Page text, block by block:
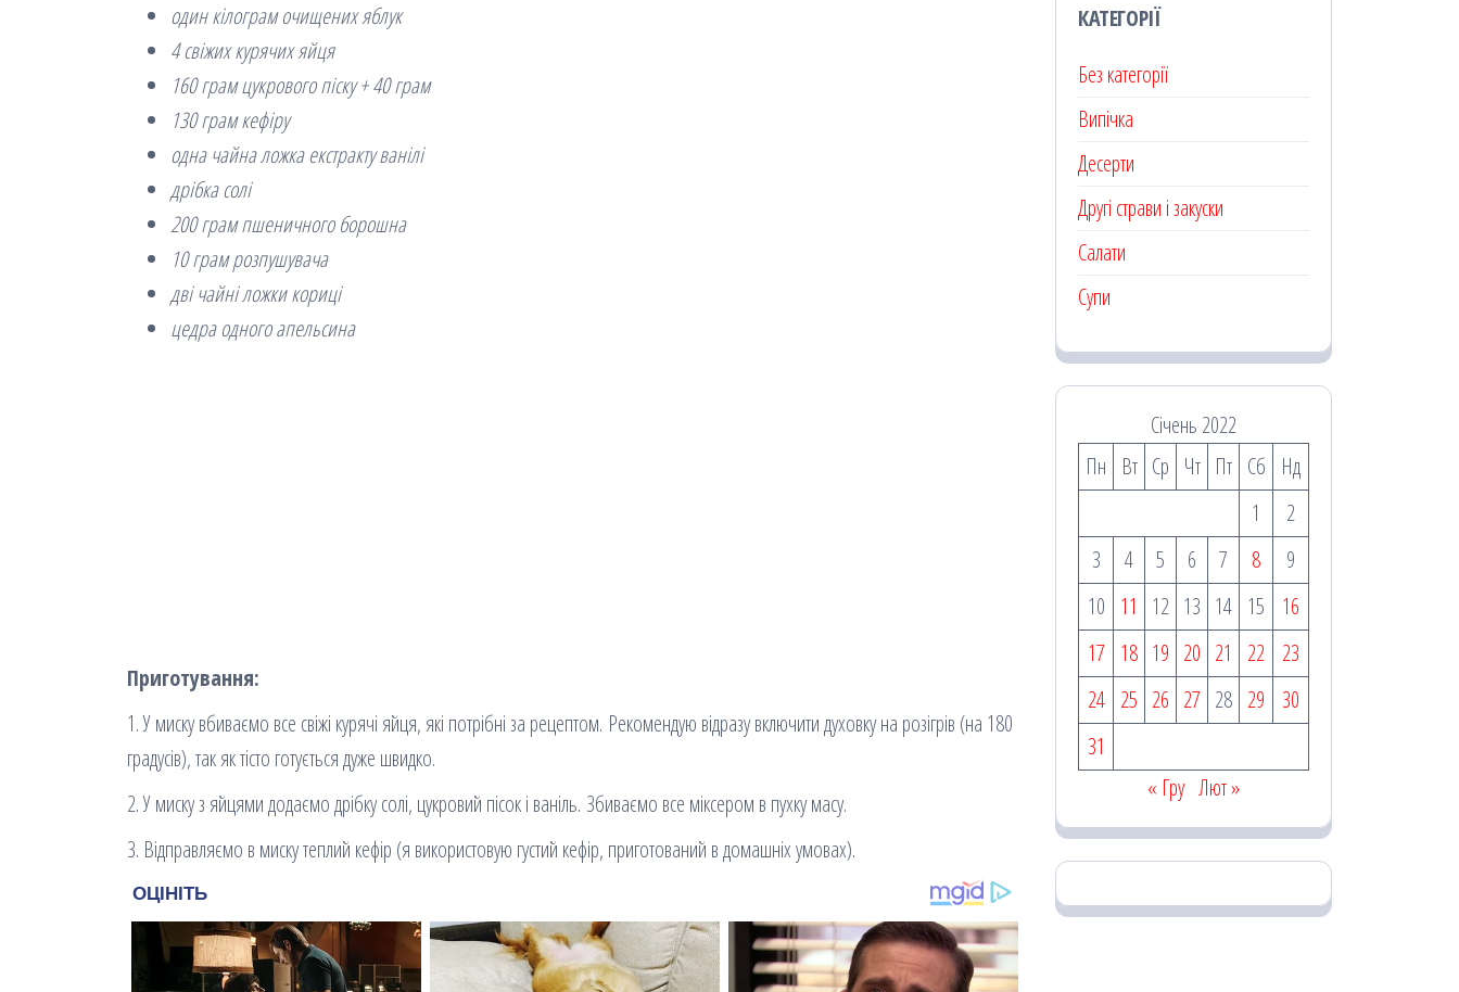
один кілограм очищених яблук
4 свіжих курячих яйця
160 грам цукрового піску + 40 грам
130 грам кефіру
одна чайна ложка екстракту ванілі
дрібка солі
200 грам пшеничного борошна
10 грам розпушувача
дві чайні ложки кориці
цедра одного апельсина
Приготування:
1. У миску вбиваємо все свіжі курячі яйця, які потрібні за рецептом. Рекомендую відразу включити духовку на розігрів (на 180
градусів), так як тісто готується дуже швидко.
2. У миску з яйцями додаємо дрібку солі, цукровий пісок і ваніль. Збиваємо все міксером в пухку масу.
3. Відправляємо в миску теплий кефір (я використовую густий кефір, приготований в домашніх умовах).
КАТЕГОРІЇ
Без категорії
Випічка
Десерти
Другі страви і закуски
Салати
Супи
Січень 2022
Пн
Вт Ср Чт Пт Сб
Нд
1
2
3
4 5 6 7 8
9
10 11 12 13 14 15
16
17 18 19 20 21 22
23
24 25 26 27 28 29
30
31
« Гру Лют »